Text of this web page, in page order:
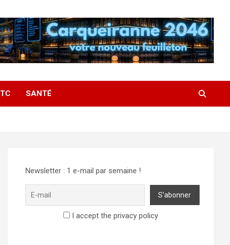
TC SANTÉ
Newsletter : 1 e-mail par semaine !
I accept the privacy policy